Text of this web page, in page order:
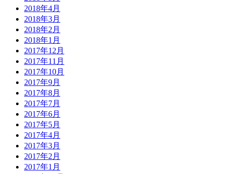
2018年4月
2018年3月
2018年2月
2018年1月
2017年12月
2017年11月
2017年10月
2017年9月
2017年8月
2017年7月
2017年6月
2017年5月
2017年4月
2017年3月
2017年2月
2017年1月